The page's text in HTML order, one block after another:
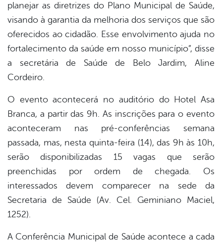
planejar as diretrizes do Plano Municipal de Saúde,
visando à garantia da melhoria dos serviços que são
oferecidos ao cidadão. Esse envolvimento ajuda no
fortalecimento da saúde em nosso município”, disse
a secretária de Saúde de Belo Jardim, Aline
Cordeiro.
O evento acontecerá no auditório do Hotel Asa
Branca, a partir das 9h. As inscrições para o evento
aconteceram nas pré-conferências semana
passada, mas, nesta quinta-feira (14), das 9h às 10h,
serão disponibilizadas 15 vagas que serão
preenchidas por ordem de chegada. Os
interessados devem comparecer na sede da
Secretaria de Saúde (Av. Cel. Geminiano Maciel,
1252).
A Conferência Municipal de Saúde acontece a cada